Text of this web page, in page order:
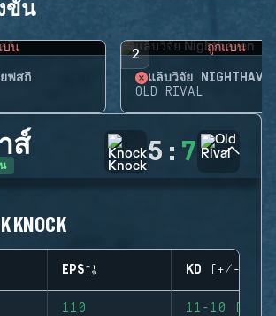
ขัน
บน
ฟสกี้
2 ถูกแบน
แล็บวิจัย
OLD RIVAL
ส์ 5 : 7
KNOCK
EPS KD (+/-)
110 11-10 (+1)